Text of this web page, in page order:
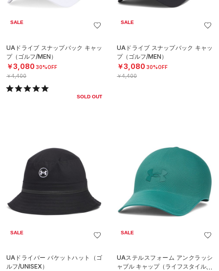
SALE
UAドライブ スナップバック キャッ
プ（ゴルフ/MEN）
￥3,080 30%OFF
￥4,400
SOLD OUT
SALE
UAドライブ スナップバック キャッ
プ（ゴルフ/MEN）
￥3,080 30%OFF
￥4,400
SALE
UAドライバー バケットハット（ゴ
ルフ/UNISEX）
SALE
UAステルスフォーム アンクラッシ
ャブル キャップ（ライフスタイル/U